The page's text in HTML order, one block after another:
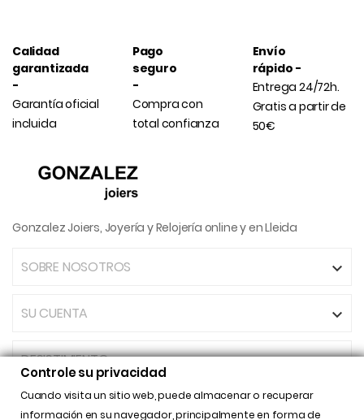
Calidad
garantizada
-
Garantía oficial
incluida
Pago
seguro
-
Compra con
total confianza
Envío
rápido -
Entrega 24/72h.
Gratis a partir de
50€
Gonzalez Joiers, Joyería y Relojería online y en Lleida
SOBRE NOSOTROS 
SU CUENTA 
DESISTIMIENTO
INFORMACIÓN DE LA TIENDA
Controle su privacidad
Cuando visita un sitio web, puede almacenar o recuperar
información en su navegador, principalmente en forma de